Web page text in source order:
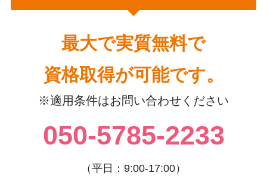
最大で実質無料で
資格取得が可能です。
※適用条件はお問い合わせください
050-5785-2233
（平日：9:00-17:00）